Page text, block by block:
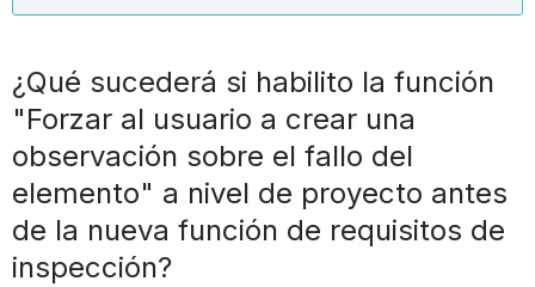
la
de
de
proyecto
"Forzar
usuario
a
¿Qué sucederá si habilito la función
"Forzar al usuario a crear una
observación sobre el fallo del
elemento" a nivel de proyecto antes
de la nueva función de requisitos de
inspección?